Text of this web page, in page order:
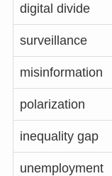
digital divide
surveillance
misinformation
polarization
inequality gap
unemployment